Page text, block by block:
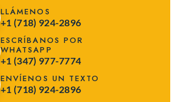
LLÁMENOS
+1 (718) 924-2896
ESCRÍBANOS POR
WHATSAPP
+1 (347) 977-7774
ENVÍENOS UN TEXTO
+1 (718) 924-2896